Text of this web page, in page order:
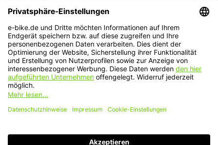
Service-Hotline
Service
Informationen